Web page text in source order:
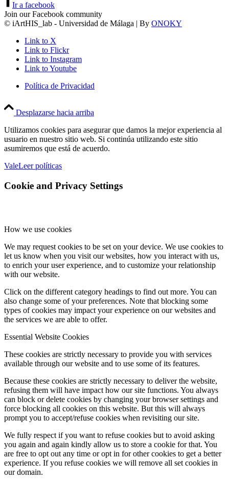
Ir a facebook
Join our Facebook community
© iArtHIS_lab - Universidad de Málaga | By ONOKY
Link to X
Link to Flickr
Link to Instagram
Link to Youtube
Política de Privacidad
Desplazarse hacia arriba
Utilizamos cookies para asegurar que damos la mejor experiencia al
usuario en nuestro sitio web. Si continúa utilizando este sitio
asumiremos que está de acuerdo.
ValeLeer políticas
Cookie and Privacy Settings
How we use cookies
We may request cookies to be set on your device. We use cookies to
let us know when you visit our websites, how you interact with us,
to enrich your user experience, and to customize your relationship
with our website.
Click on the different category headings to find out more. You can
also change some of your preferences. Note that blocking some
types of cookies may impact your experience on our websites and
the services we are able to offer.
Essential Website Cookies
These cookies are strictly necessary to provide you with services
available through our website and to use some of its features.
Because these cookies are strictly necessary to deliver the website,
refusing them will have impact how our site functions. You always
can block or delete cookies by changing your browser settings and
force blocking all cookies on this website. But this will always
prompt you to accept/refuse cookies when revisiting our site.
We fully respect if you want to refuse cookies but to avoid asking
you again and again kindly allow us to store a cookie for that. You
are free to opt out any time or opt in for other cookies to get a better
experience. If you refuse cookies we will remove all set cookies in
our domain.